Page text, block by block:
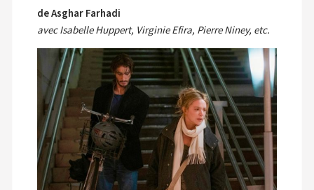
de Asghar Farhadi
avec Isabelle Huppert, Virginie Efira, Pierre Niney, etc.